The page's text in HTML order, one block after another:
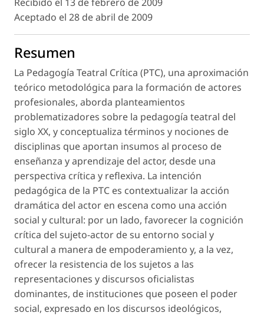
Aceptado el 28 de abril de 2009
Resumen
La Pedagogía Teatral Crítica (PTC), una aproximación
teórico metodológica para la formación de actores
profesionales, aborda planteamientos
problematizadores sobre la pedagogía teatral del
siglo XX, y conceptualiza términos y nociones de
disciplinas que aportan insumos al proceso de
enseñanza y aprendizaje del actor, desde una
perspectiva crítica y reflexiva. La intención
pedagógica de la PTC es contextualizar la acción
dramática del actor en escena como una acción
social y cultural: por un lado, favorecer la cognición
crítica del sujeto-actor de su entorno social y
cultural a manera de empoderamiento y, a la vez,
ofrecer la resistencia de los sujetos a las
representaciones y discursos oficialistas
dominantes, de instituciones que poseen el poder
social, expresado en los discursos ideológicos,